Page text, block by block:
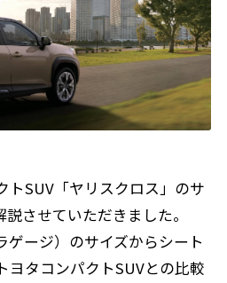
トSUV「ヤリスクロス」のサ
させていただきました。
ゲージ）のサイズからシート
ヨタコンパクトSUVとの比較